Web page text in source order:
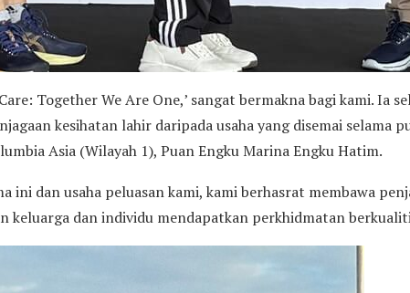
Together We Are One,’ sangat bermakna bagi kami. Ia
kesihatan lahir daripada usaha yang disemai selama
Asia (Wilayah 1), Puan Engku Marina Engku Hatim.
ini dan usaha peluasan kami, kami berhasrat membawa
keluarga dan individu mendapatkan perkhidmatan